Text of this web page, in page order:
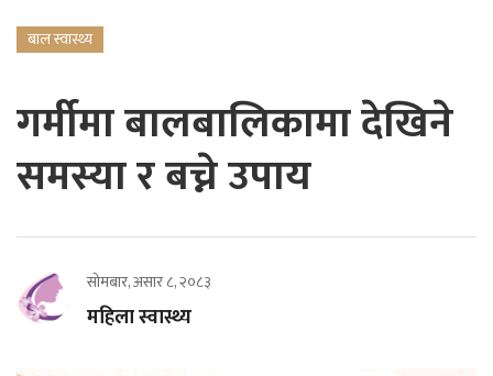
बाल स्वास्थ्य
गर्मीमा बालबालिकामा देखिने
समस्या र बच्ने उपाय
सोमबार, असार ८, २०८३
महिला स्वास्थ्य